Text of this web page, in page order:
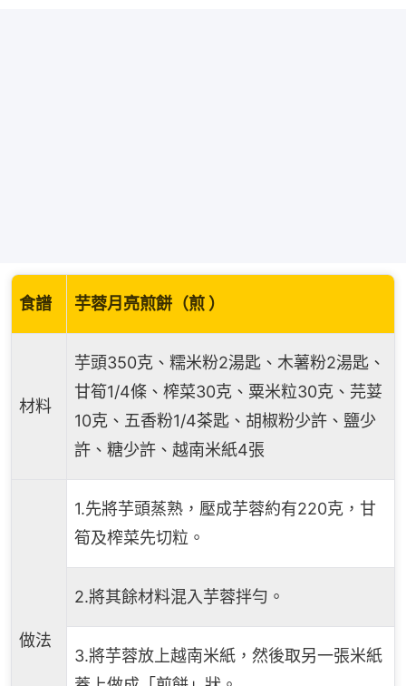
食譜 芋蓉月亮煎餅（煎 ）
材料
芋頭350克、糯米粉2湯匙、木薯粉2湯匙、
甘筍1/4條、榨菜30克、粟米粒30克、芫荽
10克、五香粉1/4茶匙、胡椒粉少許、鹽少
許、糖少許、越南米紙4張
做法
1.先將芋頭蒸熟，壓成芋蓉約有220克，甘
筍及榨菜先切粒。
2.將其餘材料混入芋蓉拌勻。
3.將芋蓉放上越南米紙，然後取另一張米紙